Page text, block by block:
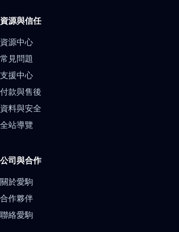
資源與信任
資源中心
常見問題
支援中心
付款與售後
資料與安全
全站導覽
公司與合作
關於愛駒
合作夥伴
聯絡愛駒